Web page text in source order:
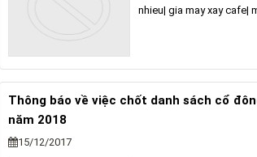
nhieu| gia may xay cafe|
Thông báo về việc chốt danh sách cổ
năm 2018
15/12/2017